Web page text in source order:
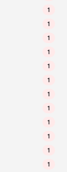
1
1
1
1
1
1
1
1
1
1
1
1